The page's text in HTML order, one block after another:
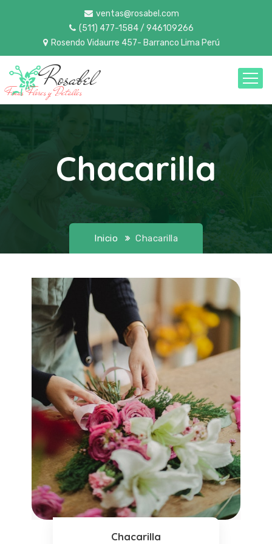
ventas@rosabel.com
(511) 477-1584 / 946109266
Rosendo Vidaurre 457- Barranco Lima Perú
Rosabel
Finas Flores y Detalles
Chacarilla
Inicio Chacarilla
Chacarilla